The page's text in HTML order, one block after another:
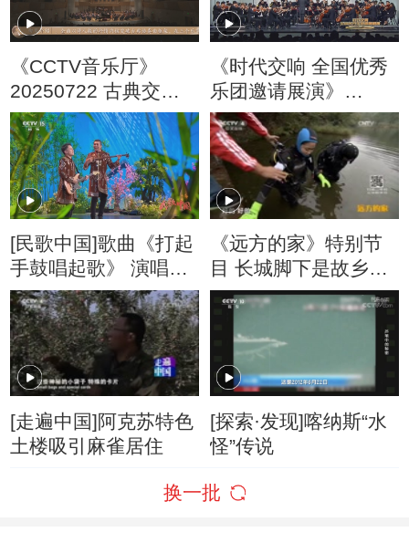
《CCTV音乐厅》
20250722 古典交响
作品系列音乐会（8）
《时代交响 全国优秀
乐团邀请展演》
20250607 时代交响
苏州交响乐团音乐会
（二）
[民歌中国]歌曲《打起
手鼓唱起歌》 演唱：
小麦乐队
《远方的家》特别节
目 长城脚下是故乡
20160223
[走遍中国]阿克苏特色
土楼吸引麻雀居住
[探索·发现]喀纳斯“水
怪”传说
换一批